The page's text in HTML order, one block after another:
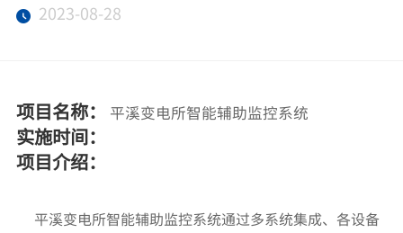
投资者关系
2023-08-28
项目名称： 平溪变电所智能辅助监控系统
实施时间：
项目介绍：
平溪变电所智能辅助监控系统通过多系统集成、各设备